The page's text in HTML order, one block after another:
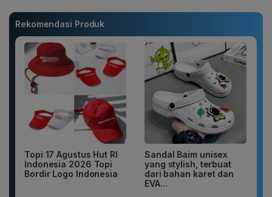
Rekomendasi Produk
Topi 17 Agustus Hut RI
Indonesia 2026 Topi
Bordir Logo Indonesia
Sandal Baim unisex
yang stylish, terbuat
dari bahan karet dan
EVA...